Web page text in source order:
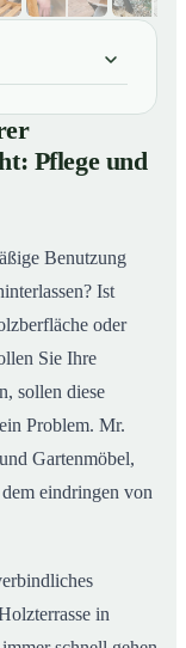
in
in Deizisau
Pflege und
Benutzung
Ist
oder
Sie Ihre
sollen diese
Problem. Mr.
Gartenmöbel,
eindringen von
in